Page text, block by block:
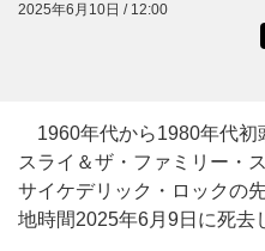
2025年6月10日 / 12:00
1960年代から1980年代初
スライ＆ザ・ファミリー・
サイケデリック・ロックの
地時間2025年6月9日に死去